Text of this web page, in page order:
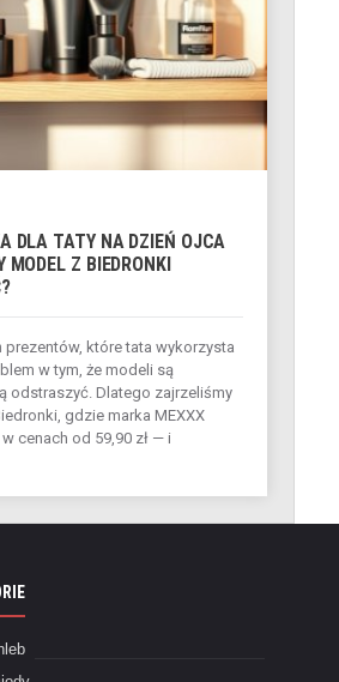
DLA TATY NA DZIEŃ OJCA
MODEL Z BIEDRONKI
prezentów, które tata wykorzysta
w tym, że modeli są
odstraszyć. Dlatego zajrzeliśmy
gdzie marka MEXXX
cenach od 59,90 zł — i